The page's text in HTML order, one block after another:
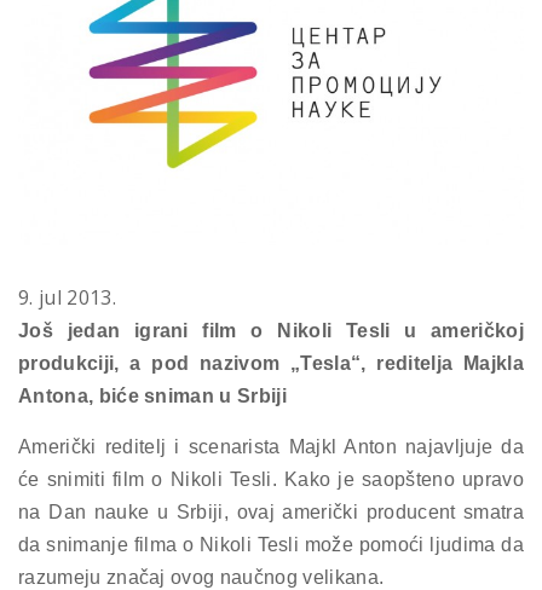
9. jul 2013.
Još jedan igrani film o Nikoli Tesli u američkoj
produkciji, a pod nazivom „Tesla“, reditelja Majkla
Antona, biće sniman u Srbiji
Američki reditelj i scenarista Majkl Anton najavljuje da
će snimiti film o Nikoli Tesli. Kako je saopšteno upravo
na Dan nauke u Srbiji, ovaj američki producent smatra
da snimanje filma o Nikoli Tesli može pomoći ljudima da
razumeju značaj ovog naučnog velikana.